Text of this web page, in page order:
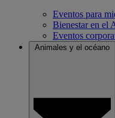
Eventos para
Bienestar en el
Eventos
Animales y el océano